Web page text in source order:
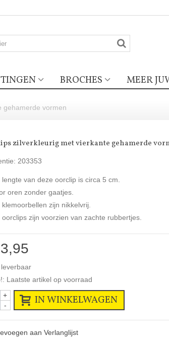
BROCHES MEER
gehamerde vormen
zilverkleurig met vierkante gehamerde
203353
lengte van deze oorclip is circa 5 cm.
oren zonder gaatjes.
klemoorbellen zijn nikkelvrij.
oorclips zijn voorzien van zachte rubbertjes.
Laatste artikel op voorraad
-
+ IN WINKELWAGEN
aan Verlanglijst